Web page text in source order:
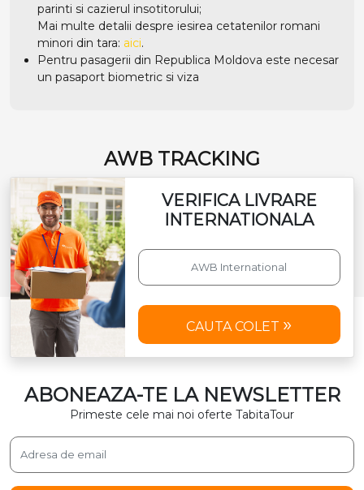
parinti si cazierul insotitorului;
Mai multe detalii despre iesirea cetatenilor romani
minori din tara: aici.
Pentru pasagerii din Republica Moldova este necesar
un pasaport biometric si viza
AWB TRACKING
VERIFICA LIVRARE
INTERNATIONALA
CAUTA COLET
ABONEAZA-TE LA NEWSLETTER
Primeste cele mai noi oferte TabitaTour